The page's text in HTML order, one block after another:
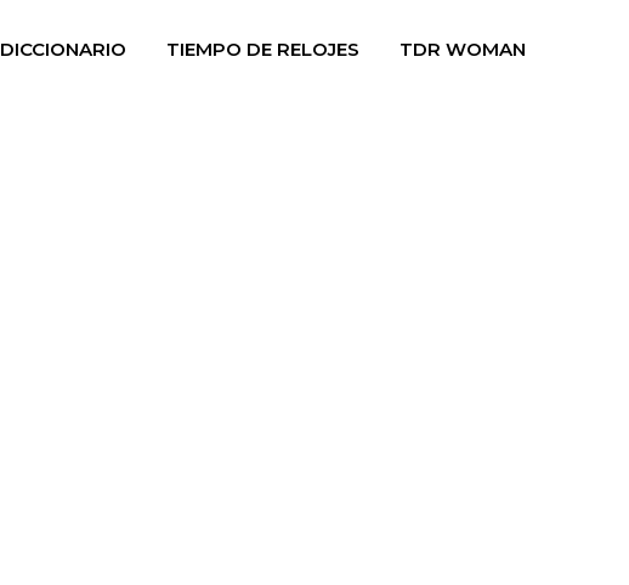
DICCIONARIO TIEMPO DE RELOJES TDR WOMAN